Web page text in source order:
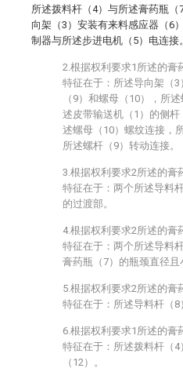
所述拨料杆（4）与所述膏药瓶
向架（3）安装有来料感应器（6
制器与所述步进电机（5）电连接。
2.根据权利要求1所述的膏
特征在于：所述导向架（
（9）和螺母（10），所
述皮带输送机（1）的侧
述螺母（10）螺纹连接，
所述螺杆（9）转动连接。
3.根据权利要求2所述的膏
特征在于：两个所述导料
的过渡部。
4.根据权利要求2所述的膏
特征在于：两个所述导料
膏药瓶（7）的瓶颈直径且
5.根据权利要求2所述的膏
特征在于：所述导料杆（8
6.根据权利要求1所述的膏
特征在于：所述拨料杆（
（12）。